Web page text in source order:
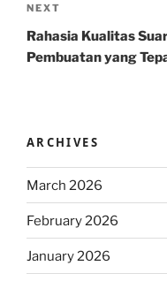
Next
Post
NEXT
Rahasia Kualitas
Pembuatan yang
ARCHIVES
March 2026
February 2026
January 2026